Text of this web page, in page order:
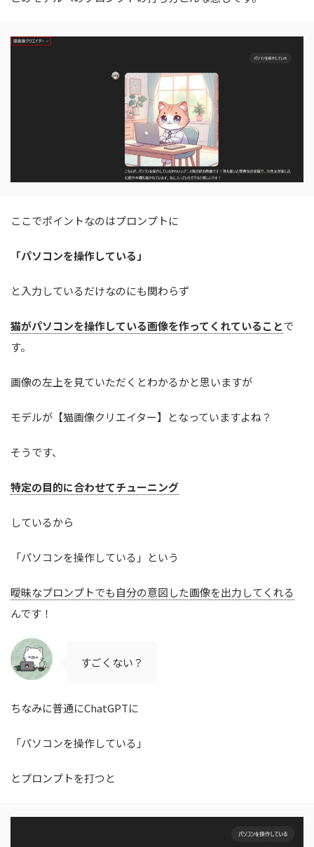
ここでポイントなのはプロンプトに
「パソコンを操作している」
と入力しているだけなのにも関わらず
猫がパソコンを操作している画像を作ってくれていることで
す。
画像の左上を見ていただくとわかるかと思いますが
モデルが【猫画像クリエイター】となっていますよね？
そうです、
特定の目的に合わせてチューニング
しているから
「パソコンを操作している」という
曖昧なプロンプトでも自分の意図した画像を出力してくれる
んです！
すごくない？
ちなみに普通にChatGPTに
「パソコンを操作している」
とプロンプトを打つと